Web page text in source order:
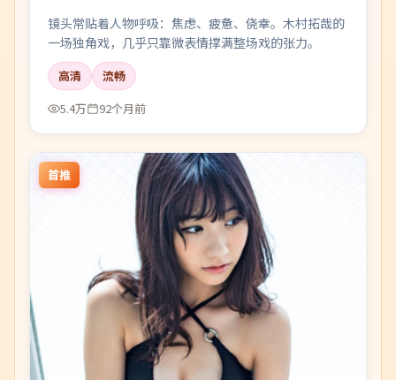
镜头常贴着人物呼吸：焦虑、疲惫、侥幸。木村拓哉的
一场独角戏，几乎只靠微表情撑满整场戏的张力。
高清
流畅
5.4万
92个月前
首推